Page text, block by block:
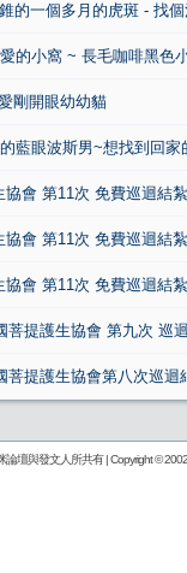
的一個多月的虎斑 - 找
的小窩 ~ 長毛咖啡黑色
剛開眼幼幼貓
藍眼波斯男~想找到回家
協會 第11次 免費巡迴結
協會 第11次 免費巡迴結
協會 第11次 免費巡迴結
菩提護生協會 第九次 巡
菩提護生協會第八次巡迴
論壇與發文人所共有 | Copyright ©